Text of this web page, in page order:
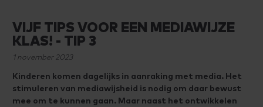
VIJF TIPS VOOR EEN MEDIAWIJZE
KLAS! - TIP 3
1 november 2023
Kinderen komen dagelijks in aanraking met media. Het
stimuleren van mediawijsheid is nodig om daar bewust
mee om te kunnen gaan. Maar naast het ontwikkelen